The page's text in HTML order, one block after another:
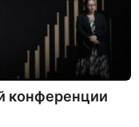
конференции